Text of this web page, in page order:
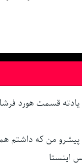
یادته قسمت هورد
پیشرو من که داشتم
اینستا